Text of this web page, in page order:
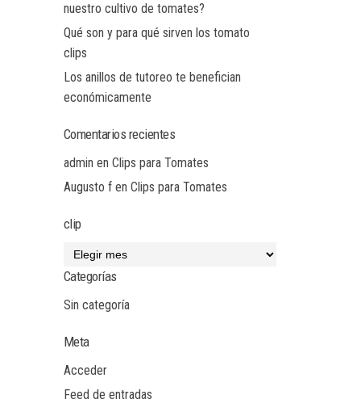
nuestro cultivo de tomates?
Qué son y para qué sirven los tomato
clips
Los anillos de tutoreo te benefician
económicamente
Comentarios recientes
admin en Clips para Tomates
Augusto f en Clips para Tomates
clip
Categorías
Sin categoría
Meta
Acceder
Feed de entradas